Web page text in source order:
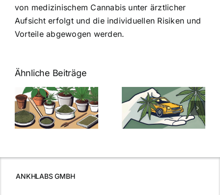
von medizinischem Cannabis unter ärztlicher
Aufsicht erfolgt und die individuellen Risiken und
Vorteile abgewogen werden.
Ähnliche Beiträge
Neue THC-
Grenzwert-
Regelung:
Was Sie über
Cannabis und
müssen
Cannabis
Samen
kaufen: Alles
was Sie
ANKHLABS GMBH